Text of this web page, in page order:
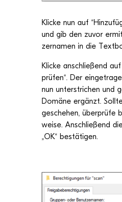
Kli­cke nun auf
und gib den zuvor
zer­na­men in die
Kli­cke anschlie­ßend auf
prü­fen“. Der
nun unter­stri­chen und
Domäne ergänzt.
gesche­hen, über­prüfe
weise. Anschlie­ßend
„OK“ bestä­ti­gen.